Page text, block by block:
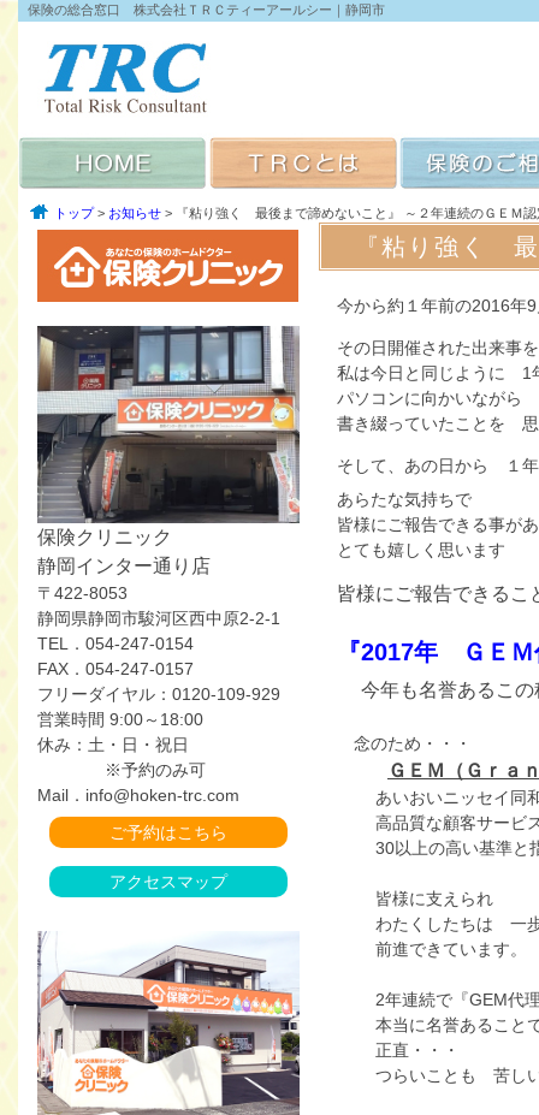
保険の総合窓口 株式会社ＴＲＣティーアールシー｜静岡市
トップ> お知らせ > 『粘り強く 最後まで諦めないこと』 ～２年連続のＧＥＭ認
『粘り強く
今から約１年前の2016年
その日開催された出来事を
私は今日と同じように
パソコンに向かいながら
書き綴っていたことを
そして、あの日から １年
あらたな気持ちで
皆様にご報告できる事が
とても嬉しく思います
皆様にご報告できるこ
『2017年 ＧＥ
今年も名誉あるこ
念のため・・・
ＧＥＭ（Ｇｒａ
あいおいニッセイ同和
高品質な顧客サービス
30以上の高い基準と指
皆様に支えられ
わたくしたちは 一
前進できています。
2年連続で『GEM代理
本当に名誉あること
正直・・・
つらいことも 苦しい
保険クリニック
静岡インター通り店
〒422-8053
静岡県静岡市駿河区西中原2-2-1
TEL．054-247-0154
FAX．054-247-0157
フリーダイヤル：0120-109-929
営業時間 9:00～18:00
休み：土・日・祝日
※予約のみ可
Mail．info@hoken-trc.com
ご予約はこちら
アクセスマップ